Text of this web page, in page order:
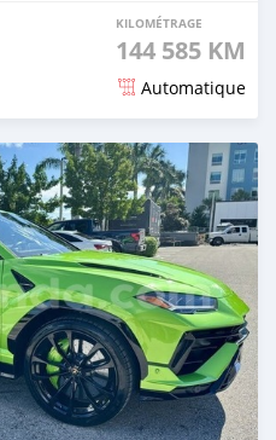
KILOMÉTRAGE
144 585 KM
Automatique